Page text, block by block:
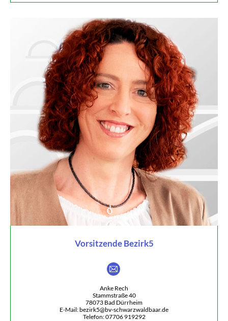
Vorsitzende Bezirk5
Anke Rech
Stammstraße 40
78073 Bad Dürrheim
E-Mail: bezirk5@bv-schwarzwaldbaar.de
Telefon: 07706 919292
E-
mail